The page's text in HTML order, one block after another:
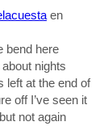
en
bend here
nights
left at the end of
off I’ve seen it
not again